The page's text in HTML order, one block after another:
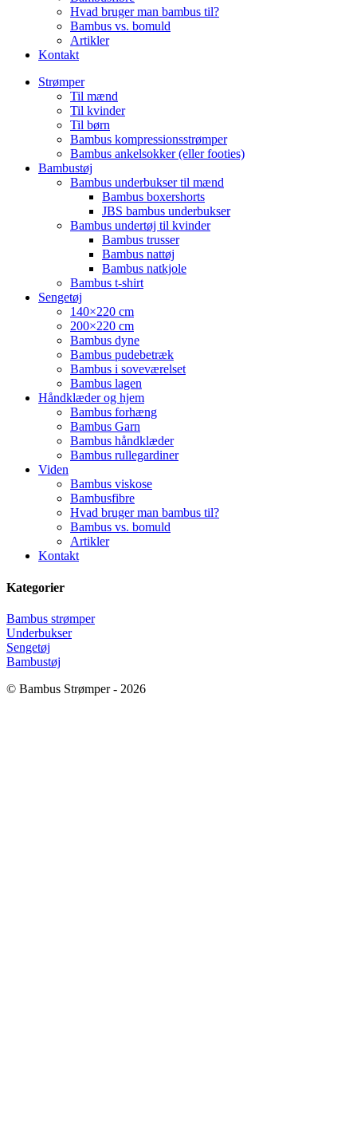
Hvad bruger man bambus til?
Bambus vs. bomuld
Artikler
Kontakt
Strømper
Til mænd
Til kvinder
Til børn
Bambus kompressionsstrømper
Bambus ankelsokker (eller footies)
Bambustøj
Bambus underbukser til mænd
Bambus boxershorts
JBS bambus underbukser
Bambus undertøj til kvinder
Bambus trusser
Bambus nattøj
Bambus natkjole
Bambus t-shirt
Sengetøj
140×220 cm
200×220 cm
Bambus dyne
Bambus pudebetræk
Bambus i soveværelset
Bambus lagen
Håndklæder og hjem
Bambus forhæng
Bambus Garn
Bambus håndklæder
Bambus rullegardiner
Viden
Bambus viskose
Bambusfibre
Hvad bruger man bambus til?
Bambus vs. bomuld
Artikler
Kontakt
Kategorier
Bambus strømper
Underbukser
Sengetøj
Bambustøj
© Bambus Strømper - 2026